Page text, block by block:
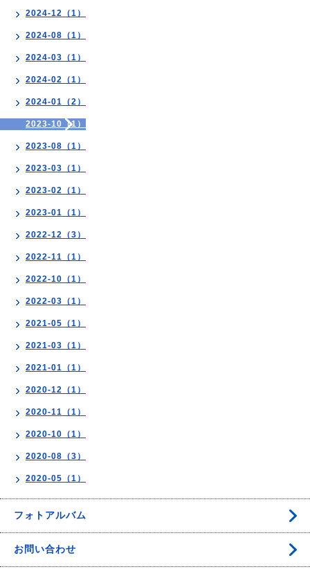
2024-12（1）
2024-08（1）
2024-03（1）
2024-02（1）
2024-01（2）
2023-10（1）
2023-08（1）
2023-03（1）
2023-02（1）
2023-01（1）
2022-12（3）
2022-11（1）
2022-10（1）
2022-03（1）
2021-05（1）
2021-03（1）
2021-01（1）
2020-12（1）
2020-11（1）
2020-10（1）
2020-08（3）
2020-05（1）
フォトアルバム
お問い合わせ